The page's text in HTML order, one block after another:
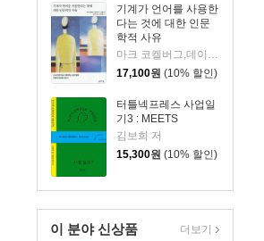
기계가 언어를 사용한
다는 것에 대한 인문
학적 사유
마크 코켈버그,데이비드 J. 건컬 저/신동숙 역/손화철 감수
17,100원 (10% 할인)
터틀넥프레스 사업일
기3 : MEETS
김보희 저
15,300원 (10% 할인)
이 분야 신상품 더보기